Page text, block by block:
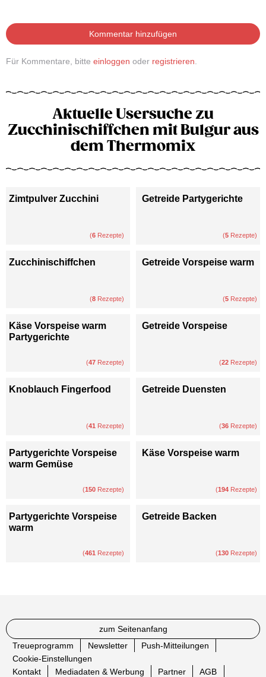
Kommentar hinzufügen
Für Kommentare, bitte einloggen oder registrieren.
Aktuelle Usersuche zu
Zucchinischiffchen mit Bulgur aus
dem Thermomix
Zimtpulver Zucchini
(6 Rezepte)
Getreide Partygerichte
(5 Rezepte)
Zucchinischiffchen
(8 Rezepte)
Getreide Vorspeise warm
(5 Rezepte)
Käse Vorspeise warm
Partygerichte
(47 Rezepte)
Getreide Vorspeise
(22 Rezepte)
Knoblauch Fingerfood
(41 Rezepte)
Getreide Duensten
(36 Rezepte)
Partygerichte Vorspeise
warm Gemüse
(150 Rezepte)
Käse Vorspeise warm
(194 Rezepte)
Partygerichte Vorspeise
warm
(461 Rezepte)
Getreide Backen
(130 Rezepte)
zum Seitenanfang
Treueprogramm
Newsletter
Push-Mitteilungen
Cookie-Einstellungen
Kontakt
Mediadaten & Werbung Partner AGB